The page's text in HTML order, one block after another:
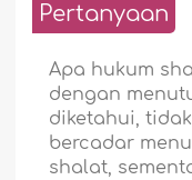
Pertanyaan
Apa hukum
dengan
diketahui,
bercadar
shalat,